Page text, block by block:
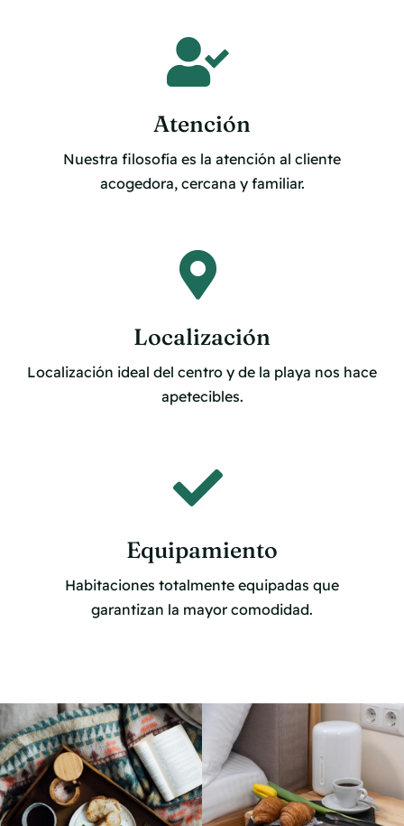
Atención
Nuestra filosofía es la atención al cliente
acogedora, cercana y familiar.
Localización
Localización ideal del centro y de la playa nos hace
apetecibles.
Equipamiento
Habitaciones totalmente equipadas que
garantizan la mayor comodidad.